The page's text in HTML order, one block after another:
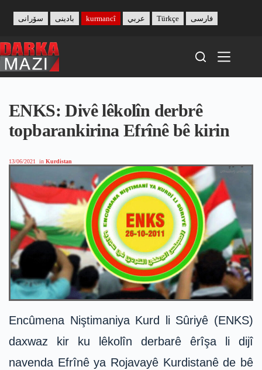
content
بادینی سۆرانی kurmancî عربي Türkçe فارسی
ENKS: Divê lêkolîn derbrê
topbarankirina Efrînê bê kirin
13/06/2021 in Kurdistan
Encûmena Niştimaniya Kurd li Sûriyê (ENKS)
daxwaz kir ku lêkolîn derbarê êrîşa li dijî
navenda Efrînê ya Rojavayê Kurdistanê de bê